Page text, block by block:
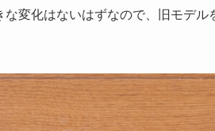
変化はないはずなので、旧モデ